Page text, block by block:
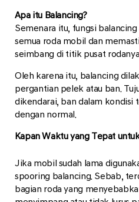
Apa itu Balancing?
Semenara itu, fungsi
semua roda mobil dan
seimbang di titik pusat
Oleh karena itu, balancing
pergantian pelek atau ban.
dikendarai, ban dalam
dengan normal.
Kapan Waktu yang Tepat
Jika mobil sudah lama
spooring balancing. Sebab,
bagian roda yang